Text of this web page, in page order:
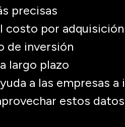
precisas
costo por adquisición
de inversión
largo plazo
a las empresas
estos